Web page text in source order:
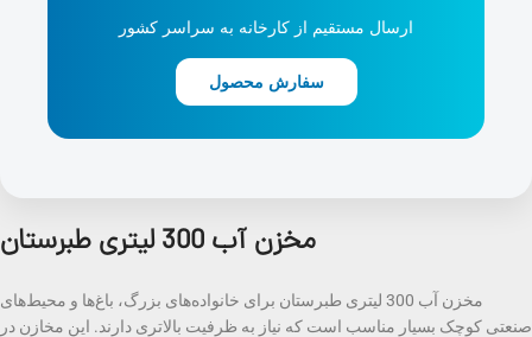
ارسال مستقیم از کارخانه به سراسر کشور
سفارش محصول
مخزن آب 300 لیتری طبرستان
مخزن آب 300 لیتری طبرستان برای خانواده‌های بزرگ، باغ‌ها و محیط‌های
صنعتی کوچک بسیار مناسب است که نیاز به ظرفیت بالاتری دارند. این مخازن در